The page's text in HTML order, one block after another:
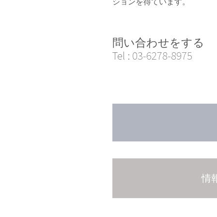
問い合わせをする
Tel : 03-6278-8975
情